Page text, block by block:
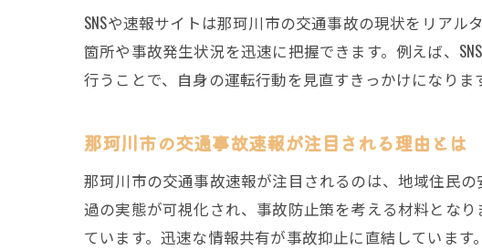
日常生
最新の
危険運転の
危険
那珂
パトカ
SNSや速報サイトは那珂川市の交通事故の現状をリア
箇所や事故発生状況を迅速に把握できます。例えば、
行うことで、自身の運転行動を見直すきっかけになりま
那珂川市の交通事故速報が注目される理由とは
那珂川市の交通事故速報が注目されるのは、地域住民
過の実態が可視化され、事故防止策を考える材料とな
ています。迅速な情報共有が事故抑止に直結しています。